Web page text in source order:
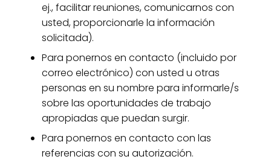
ej., facilitar reuniones, comunicarnos con
usted, proporcionarle la información
solicitada).
Para ponernos en contacto (incluido por
correo electrónico) con usted u otras
personas en su nombre para informarle/s
sobre las oportunidades de trabajo
apropiadas que puedan surgir.
Para ponernos en contacto con las
referencias con su autorización.